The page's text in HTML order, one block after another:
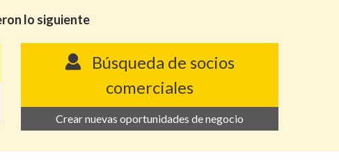
lo siguiente
Búsqueda de socios
comerciales
Crear nuevas oportunidades de negocio